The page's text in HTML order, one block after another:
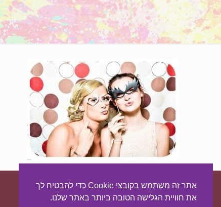
עיצוב ובניית האתר: מאסטר סייט - יצירת נוכחות באינטרנט
אתר זה משתמש בקובצי Cookie כדי להבטיח לך
את חוויית הגלישה הטובה ביותר באתר שלנו.